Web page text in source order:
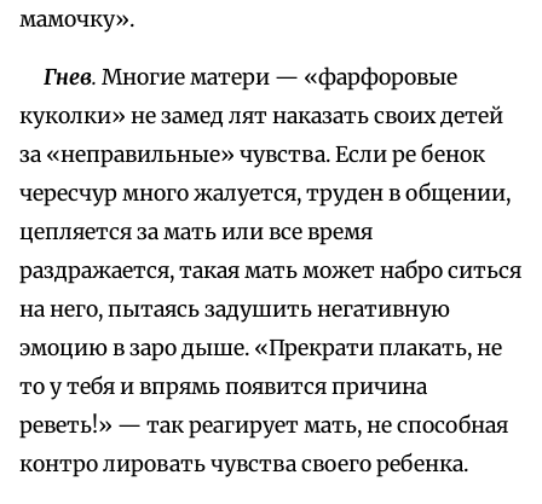
мамочку».
Гнев. Многие матери — «фарфоровые
куколки» не замед лят наказать своих детей
за «неправильные» чувства. Если ре бенок
чересчур много жалуется, труден в общении,
цепляется за мать или все время
раздражается, такая мать может набро ситься
на него, пытаясь задушить негативную
эмоцию в заро дыше. «Прекрати плакать, не
то у тебя и впрямь появится причина
реветь!» — так реагирует мать, не способная
контро лировать чувства своего ребенка.